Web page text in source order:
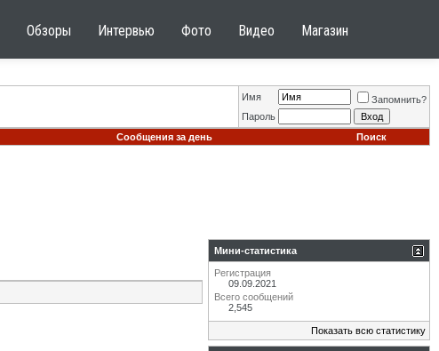
Обзоры Интервью Фото Видео Магазин
Имя
Запомнить?
Пароль
Сообщения за день Поиск
Мини-статистика
Регистрация
09.09.2021
Всего сообщений
2,545
Показать всю статистику